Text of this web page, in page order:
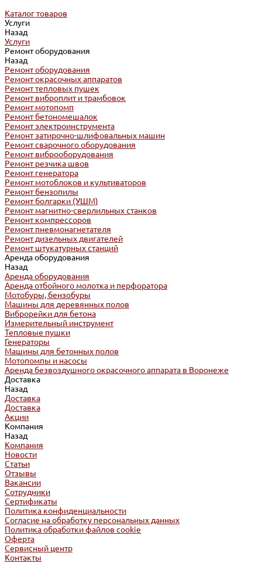
Каталог товаров
Услуги
Назад
Услуги
Ремонт оборудования
Назад
Ремонт оборудования
Ремонт окрасочных аппаратов
Ремонт тепловых пушек
Ремонт виброплит и трамбовок
Ремонт мотопомп
Ремонт бетономешалок
Ремонт электроинструмента
Ремонт затирочно-шлифовальных машин
Ремонт сварочного оборудования
Ремонт виброоборудования
Ремонт резчика швов
Ремонт генератора
Ремонт мотоблоков и культиваторов
Ремонт бензопилы
Ремонт болгарки (УШМ)
Ремонт магнитно-сверлильных станков
Ремонт компрессоров
Ремонт пневмонагнетателя
Ремонт дизельных двигателей
Ремонт штукатурных станций
Аренда оборудования
Назад
Аренда оборудования
Аренда отбойного молотка и перфоратора
Мотобуры, бензобуры
Машины для деревянных полов
Виброрейки для бетона
Измерительный инструмент
Тепловые пушки
Генераторы
Машины для бетонных полов
Мотопомпы и насосы
Аренда безвоздушного окрасочного аппарата в Воронеже
Доставка
Назад
Доставка
Доставка
Акции
Компания
Назад
Компания
Новости
Статьи
Отзывы
Вакансии
Сотрудники
Сертификаты
Политика конфиденциальности
Согласие на обработку персональных данных
Политика обработки файлов cookie
Оферта
Сервисный центр
Контакты